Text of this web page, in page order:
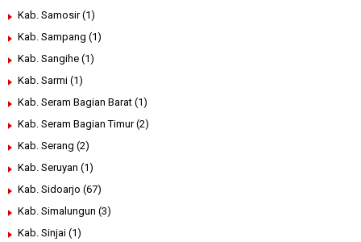
Kab. Samosir (1)
Kab. Sampang (1)
Kab. Sangihe (1)
Kab. Sarmi (1)
Kab. Seram Bagian Barat (1)
Kab. Seram Bagian Timur (2)
Kab. Serang (2)
Kab. Seruyan (1)
Kab. Sidoarjo (67)
Kab. Simalungun (3)
Kab. Sinjai (1)